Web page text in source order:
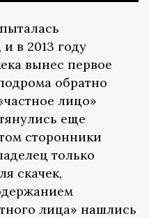
в 2013 году
вынес первое
обратно
лицо»
еще
сторонники
только
скачек,
лица» нашлись